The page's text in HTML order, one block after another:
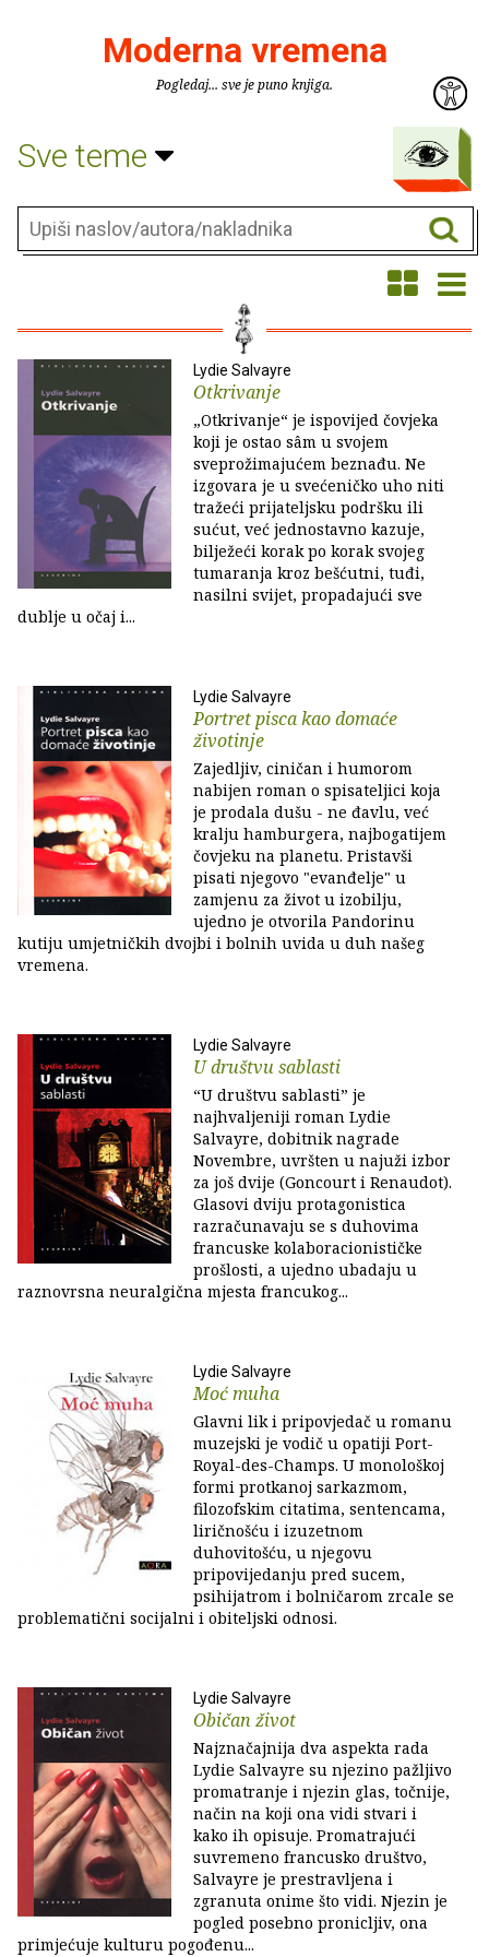
Moderna vremena
Pogledaj... sve je puno knjiga.
Sve teme
Lydie Salvayre
Otkrivanje
„Otkrivanje“ je ispovijed čovjeka
koji je ostao sâm u svojem
sveprožimajućem beznađu. Ne
izgovara je u svećeničko uho niti
tražeći prijateljsku podršku ili
sućut, već jednostavno kazuje,
bilježeći korak po korak svojeg
tumaranja kroz bešćutni, tuđi,
nasilni svijet, propadajući sve
dublje u očaj i...
Lydie Salvayre
Portret pisca kao domaće
životinje
Zajedljiv, ciničan i humorom
nabijen roman o spisateljici koja
je prodala dušu - ne đavlu, već
kralju hamburgera, najbogatijem
čovjeku na planetu. Pristavši
pisati njegovo "evanđelje" u
zamjenu za život u izobilju,
ujedno je otvorila Pandorinu
kutiju umjetničkih dvojbi i bolnih uvida u duh našeg
vremena.
Lydie Salvayre
U društvu sablasti
“U društvu sablasti” je
najhvaljeniji roman Lydie
Salvayre, dobitnik nagrade
Novembre, uvršten u najuži izbor
za još dvije (Goncourt i Renaudot).
Glasovi dviju protagonistica
razračunavaju se s duhovima
francuske kolaboracionističke
prošlosti, a ujedno ubadaju u
raznovrsna neuralgična mjesta francukog...
Lydie Salvayre
Moć muha
Glavni lik i pripovjedač u romanu
muzejski je vodič u opatiji Port-
Royal-des-Champs. U monološkoj
formi protkanoj sarkazmom,
filozofskim citatima, sentencama,
liričnošću i izuzetnom
duhovitošću, u njegovu
pripovijedanju pred sucem,
psihijatrom i bolničarom zrcale se
problematični socijalni i obiteljski odnosi.
Lydie Salvayre
Običan život
Najznačajnija dva aspekta rada
Lydie Salvayre su njezino pažljivo
promatranje i njezin glas, točnije,
način na koji ona vidi stvari i
kako ih opisuje. Promatrajući
suvremeno francusko društvo,
Salvayre je prestravljena i
zgranuta onime što vidi. Njezin je
pogled posebno pronicljiv, ona
primjećuje kulturu pogođenu...